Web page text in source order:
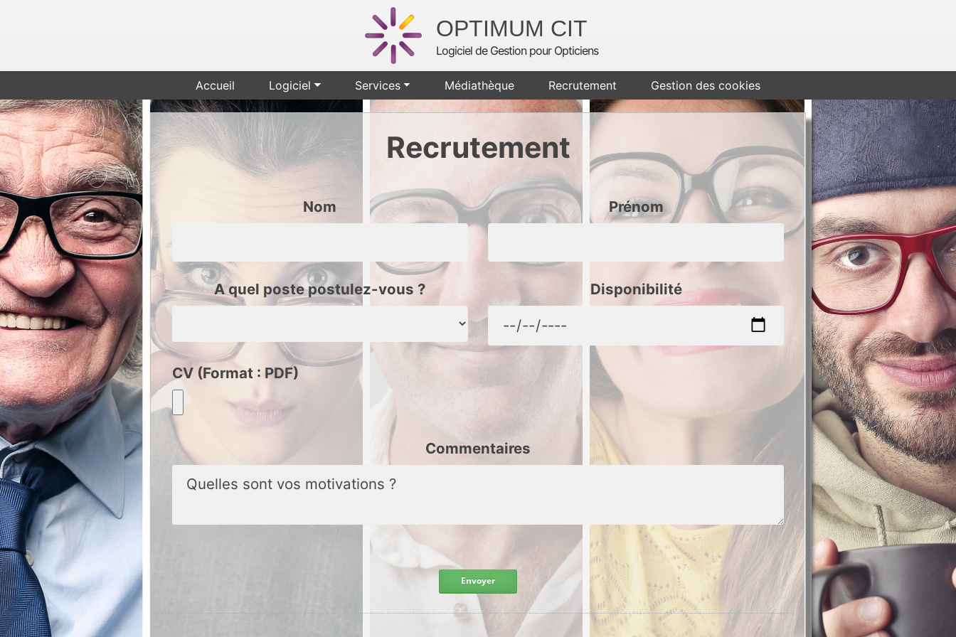
OPTIMUM CIT
Logiciel de Gestion pour Opticiens
Accueil Logiciel Services Médiathèque Recrutement Gestion des cookies
Recrutement
Nom Prénom
A quel poste postulez-vous ? Disponibilité
CV (Format : PDF)
Commentaires
Envoyer